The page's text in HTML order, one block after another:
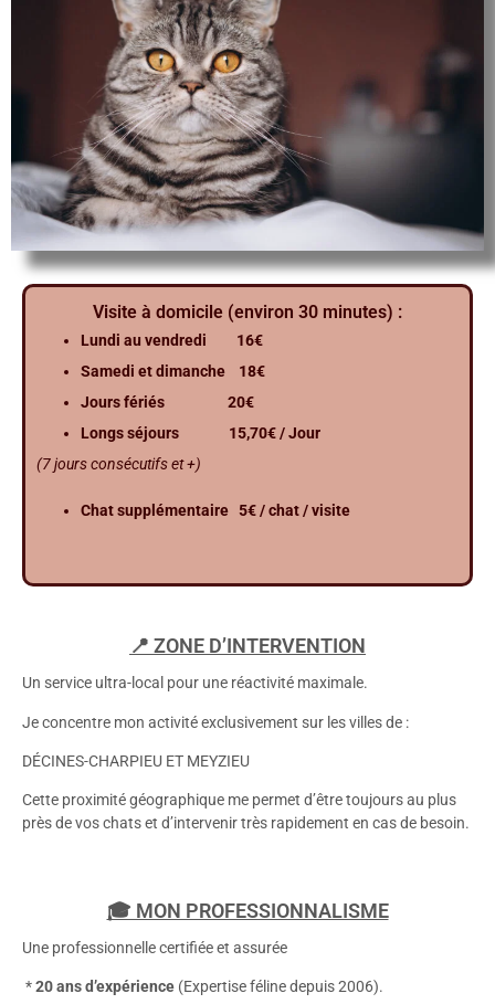
Visite à domicile (environ 30 minutes) :
Lundi au vendredi 16€
Samedi et dimanche 18€
Jours fériés 20€
Longs séjours 15,70€ / Jour
(7 jours consécutifs et +)
Chat supplémentaire 5€ / chat / visite
📍 ZONE D’INTERVENTION
Un service ultra-local pour une réactivité maximale.
Je concentre mon activité exclusivement sur les villes de :
DÉCINES-CHARPIEU ET MEYZIEU
Cette proximité géographique me permet d’être toujours au plus
près de vos chats et d’intervenir très rapidement en cas de besoin.
🎓 MON PROFESSIONNALISME
Une professionnelle certifiée et assurée
*20 ans d’expérience (Expertise féline depuis 2006).